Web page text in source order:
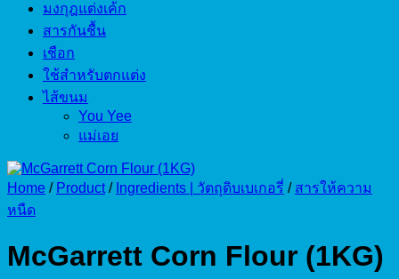
มงกุฎแต่งเค้ก
สารกันชื้น
เชือก
ใช้สำหรับตกแต่ง
ไส้ขนม
You Yee
แม่เอย
Home / Product / Ingredients | วัตถุดิบเบเกอรี่ / สารให้ความ
หนืด
McGarrett Corn Flour (1KG)